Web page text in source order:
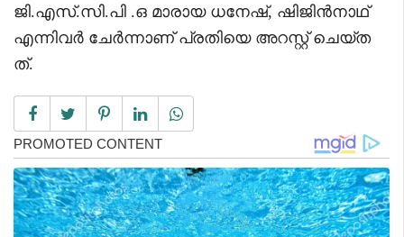
ജി.എസ്.സി.പി .ഒ മാരായ ധനേഷ്, ഷിജിൻനാഥ്
എന്നിവർ ചേർന്നാണ് പ്രതിയെ അറസ്റ്റ് ചെയ്ത
ത്.